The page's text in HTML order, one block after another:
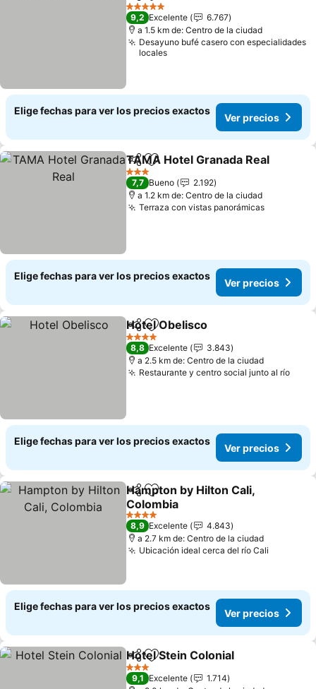
5 Estrellas
9,2 Excelente
6.767
a 1.5 km de: Centro de la ciudad
Desayuno bufé casero con especialidades
locales
Elige fechas para ver los precios exactos
Ver precios
Compartir
Agregar a favoritos
TAMA Hotel Granada Real
3 Estrellas
7,7 Bueno
2.192
a 1.2 km de: Centro de la ciudad
Terraza con vistas panorámicas
Elige fechas para ver los precios exactos
Ver precios
CompartirAgregar a favoritos
Hotel Obelisco
4 Estrellas
8,8 Excelente
3.843
a 2.5 km de: Centro de la ciudad
Restaurante y centro social junto al río
Elige fechas para ver los precios exactos
Ver precios
CompartirAgregar a favoritos
Hampton by Hilton Cali,
Colombia
4 Estrellas
8,9 Excelente
4.843
a 2.7 km de: Centro de la ciudad
Ubicación ideal cerca del río Cali
Elige fechas para ver los precios exactos
Ver precios
CompartirAgregar a favoritos
Hotel Stein Colonial
3 Estrellas
9,1 Excelente
1.714